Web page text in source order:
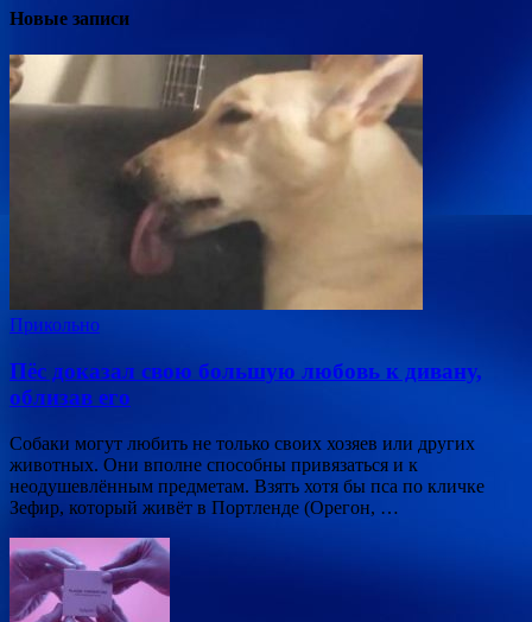
Новые записи
Прикольно
Пёс доказал свою большую любовь к дивану,
облизав его
Собаки могут любить не только своих хозяев или других
животных. Они вполне способны привязаться и к
неодушевлённым предметам. Взять хотя бы пса по кличке
Зефир, который живёт в Портленде (Орегон, …